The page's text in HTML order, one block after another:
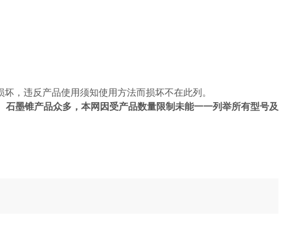
，违反产品使用须知使用方法而损坏不在此列。
墨锥产品众多，本网因受产品数量限制未能一一列举所有型号及